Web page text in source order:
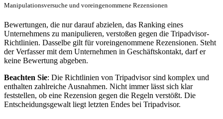
Manipulationsversuche und voreingenommene Rezensionen
Bewertungen, die nur darauf abzielen, das Ranking eines
Unternehmens zu manipulieren, verstoßen gegen die Tripadvisor-
Richtlinien. Dasselbe gilt für voreingenommene Rezensionen. Steht
der Verfasser mit dem Unternehmen in Geschäftskontakt, darf er
keine Bewertung abgeben.
Beachten Sie: Die Richtlinien von Tripadvisor sind komplex und
enthalten zahlreiche Ausnahmen. Nicht immer lässt sich klar
feststellen, ob eine Rezension gegen die Regeln verstößt. Die
Entscheidungsgewalt liegt letzten Endes bei Tripadvisor.